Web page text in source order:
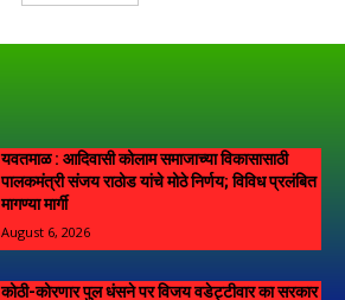
यवतमाळ : आदिवासी कोलाम समाजाच्या विकासासाठी
पालकमंत्री संजय राठोड यांचे मोठे निर्णय; विविध प्रलंबित
मागण्या मार्गी
August 6, 2026
कोठी-कोरणार पुल धंसने पर विजय वडेट्टीवार का सरकार